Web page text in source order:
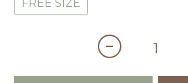
FREE SIZE